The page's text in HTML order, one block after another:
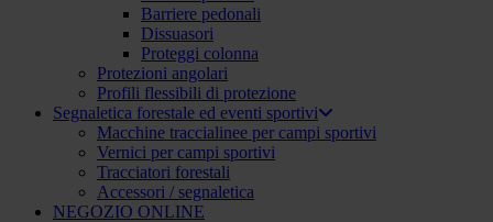
Barriere pedonali
Dissuasori
Proteggi colonna
Protezioni angolari
Profili flessibili di protezione
Segnaletica forestale ed eventi sportivi
Macchine traccialinee per campi sportivi
Vernici per campi sportivi
Tracciatori forestali
Accessori / segnaletica
NEGOZIO ONLINE